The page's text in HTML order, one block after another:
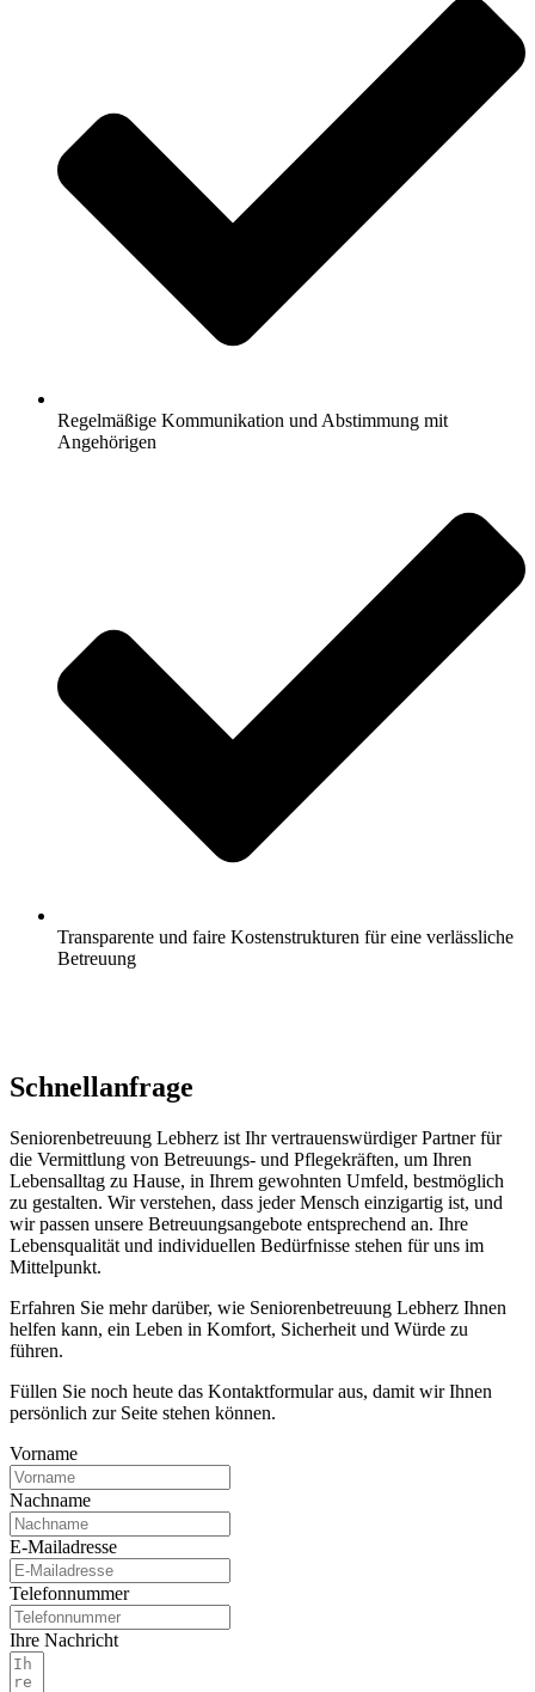
Regelmäßige Kommunikation und Abstimmung mit
Angehörigen
Transparente und faire Kostenstrukturen für eine verlässliche
Betreuung
Schnell­anfrage
Seniorenbetreuung Lebherz ist Ihr vertrauenswürdiger Partner für
die Vermittlung von Betreuungs- und Pflegekräften, um Ihren
Lebensalltag zu Hause, in Ihrem gewohnten Umfeld, bestmöglich
zu gestalten. Wir verstehen, dass jeder Mensch einzigartig ist, und
wir passen unsere Betreuungsangebote entsprechend an. Ihre
Lebensqualität und individuellen Bedürfnisse stehen für uns im
Mittelpunkt.
Erfahren Sie mehr darüber, wie Seniorenbetreuung Lebherz Ihnen
helfen kann, ein Leben in Komfort, Sicherheit und Würde zu
führen.
Füllen Sie noch heute das Kontaktformular aus, damit wir Ihnen
persönlich zur Seite stehen können.
Vorname
Nachname
E-Mailadresse
Telefonnummer
Ihre Nachricht